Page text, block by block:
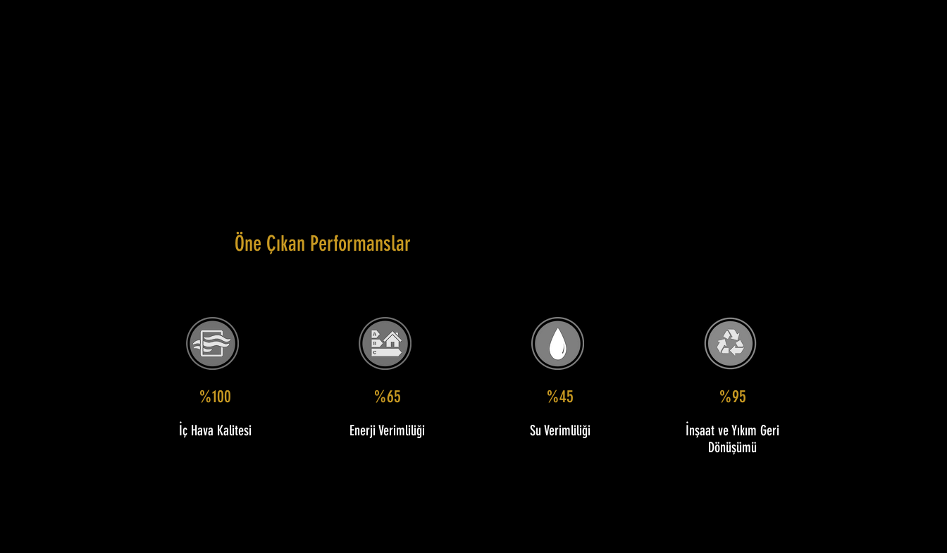
Öne Çıkan Performanslar
%100
İç Hava Kalitesi
%65
Enerji Verimliliği
%45
Su Verimliliği
%95
İnşaat ve Yıkım Geri
Dönüşümü